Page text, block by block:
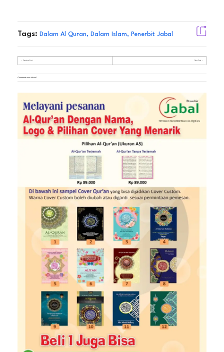
Tags: Dalam Al Quran, Dalam Islam, Penerbit Jabal
Previous Post Next Post
Comments are closed.